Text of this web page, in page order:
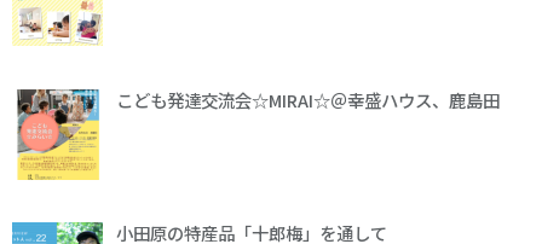
こども発達交流会☆MIRAI☆＠幸盛ハウス、鹿島田
小田原の特産品「十郎梅」を通して